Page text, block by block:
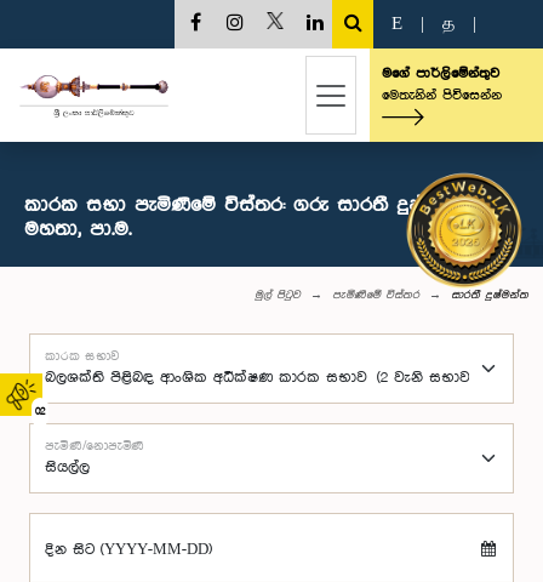
02
E த
මගේ පාර්ලිමේන්තුව
මෙතැනින් පිවිසෙන්න
කාරක සභා පැමිණීමේ විස්තර: ගරු සාරතී දුෂ්මන්ත
මහතා, පා.ම.
මුල් පිටුව පැමිණීමේ විස්තර සාරතී දුෂ්මන්ත
කාරක සභාව
පැමිණි/නොපැමිණි
දින සිට (YYYY-MM-DD)